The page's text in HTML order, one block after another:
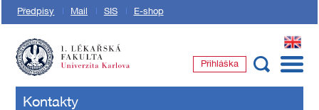
Předpisy Mail SIS E-shop
EN
Přihláška
Kontakty